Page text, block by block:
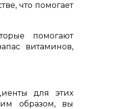
что помогает
помогают
витаминов,
для этих
образом, вы